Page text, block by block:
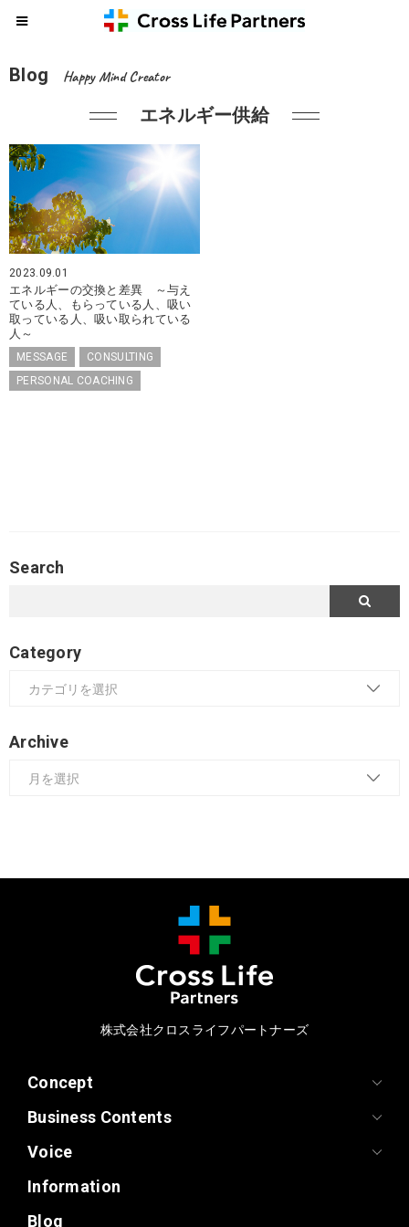
Blog Happy Mind Creator
エネルギー供給
2023.09.01
エネルギーの交換と差異 ～与え
ている人、もらっている人、吸い
取っている人、吸い取られている
人～
MESSAGE
CONSULTING
PERSONAL COACHING
Search
Category
Archive
株式会社クロスライフパートナーズ
Concept
Business Contents
Voice
Information
Blog